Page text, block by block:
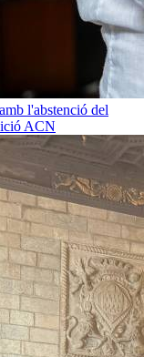
l'abstenció del
ACN